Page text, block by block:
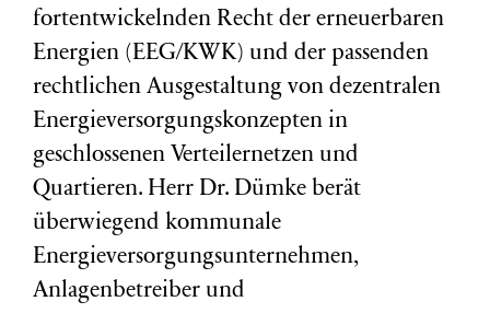
fortentwickelnden Recht der erneuerbaren
Energien (EEG/KWK) und der passenden
rechtlichen Ausgestaltung von dezentralen
Energieversorgungskonzepten in
geschlossenen Verteilernetzen und
Quartieren. Herr Dr. Dümke berät
überwiegend kommunale
Energieversorgungsunternehmen,
Anlagenbetreiber und